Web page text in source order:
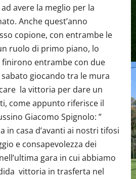
avere la meglio per la
Anche quest’anno
copione, con entrambe le
ruolo di primo piano, lo
finirono entrambe con due
giocando tra le mura
la vittoria per dare un
come appunto riferisce il
Giacomo Spignolo: ”
in casa d’avanti ai nostri tifosi
e consapevolezza dei
gara in cui abbiamo
vittoria in trasferta nel